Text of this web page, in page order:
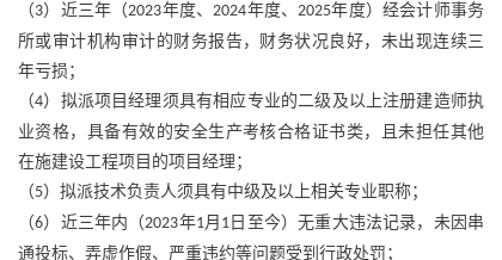
（3）近三年（2023年度、2024年度、2025年度）经会计师事务
所或审计机构审计的财务报告，财务状况良好，未出现连续三
年亏损；
（4）拟派项目经理须具有相应专业的二级及以上注册建造师执
业资格，具备有效的安全生产考核合格证书类，且未担任其他
在施建设工程项目的项目经理；
（5）拟派技术负责人须具有中级及以上相关专业职称；
（6）近三年内（2023年1月 1 日至今）无重大违法记录，未因串
通投标、弄虚作假、严重违约等问题受到行政处罚；